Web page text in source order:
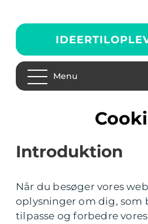
Menu
Introduktion
Når du besøger vores
oplysninger om dig, som
tilpasse og forbedre